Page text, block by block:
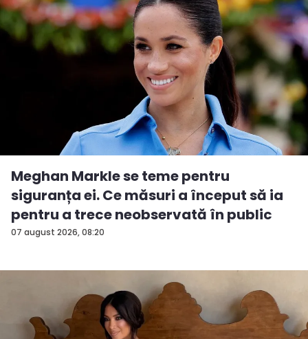
07 august 2026, 08:20
Meghan Markle se teme pentru
siguranța ei. Ce măsuri a început să ia
pentru a trece neobservată în public